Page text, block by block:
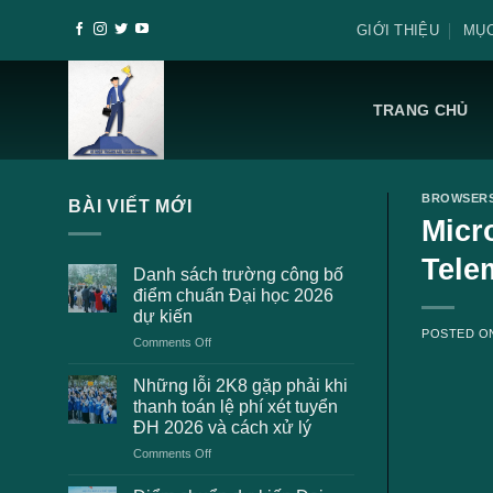
GIỚI THIỆU
TRANG CHỦ
BÀI VIẾT MỚI
Danh sách trường công bố
điểm chuẩn Đại học 2026
dự kiến
Comments Offon
sách
trường
công
bố
điểm
Đại
Những lỗi 2K8 gặp phải khi
thanh toán lệ phí xét tuyển
ĐH 2026 và cách xử lý
Comments Offon
lỗi
POSTED